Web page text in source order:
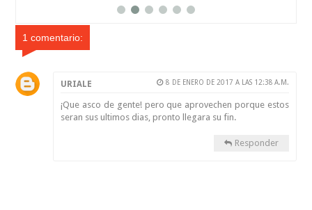
1 comentario:
URIALE 8 DE ENERO DE 2017 A LAS 12:38 A.M.
¡Que asco de gente! pero que aprovechen porque estos
seran sus ultimos dias, pronto llegara su fin.
Responder